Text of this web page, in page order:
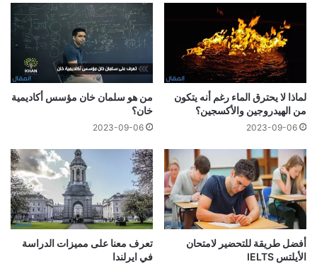
لماذا لا يحترق الماء رغم أنه يتكون
من الهيدروجين والأكسجين؟
2023-09-06
من هو سلمان خان مؤسس أكاديمية
خان؟
2023-09-06
أفضل طريقة للتحضير لامتحان
الأيلتس IELTS
تعرف معنا على مميزات الدراسة
في ايرلندا